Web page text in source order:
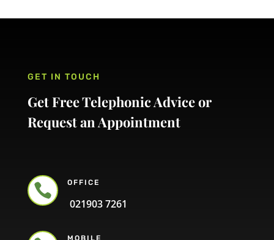
GET IN TOUCH
Get Free Telephonic Advice or
Request an Appointment
 OFFICE
021903 7261
MOBILE